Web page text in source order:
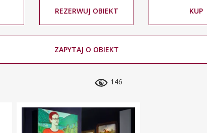
REZERWUJ OBIEKT KUP
ZAPYTAJ O OBIEKT
146